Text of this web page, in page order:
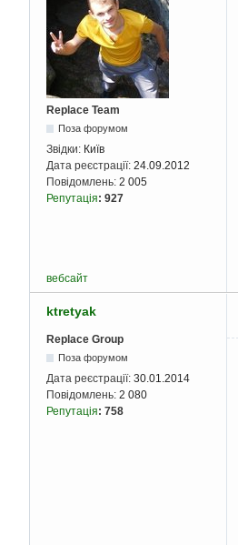
Replace Team
Поза форумом
Звідки: Київ
Дата реєстрації: 24.09.2012
Повідомлень: 2 005
Репутація: 927
вебсайт
ktretyak
Replace Group
Поза форумом
Дата реєстрації: 30.01.2014
Повідомлень: 2 080
Репутація: 758